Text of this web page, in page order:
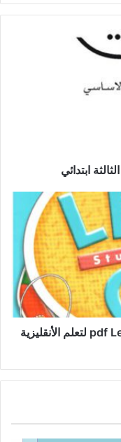
ابتدائي
كتاب pdf Let's Go starter Student book لتعلم الأنقليزية